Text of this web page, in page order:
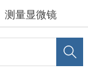
测量显微镜